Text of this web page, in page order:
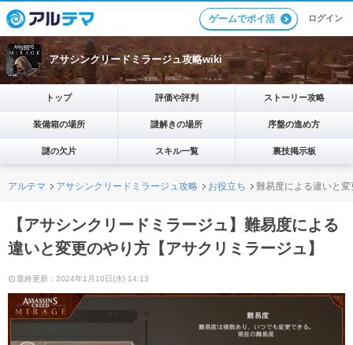
ゲームでポイ活 ログイン
アサシンクリードミラージュ攻略wiki
トップ 評価や評判 ストーリー攻略
装備箱の場所 謎解きの場所 序盤の進め方
謎の欠片 スキル一覧 裏技掲示板
アルテマ アサシンクリードミラージュ攻略 お役立ち 難易度による違いと
【アサシンクリードミラージュ】難易度による
違いと変更のやり方【アサクリミラージュ】
最終更新：2024年1月10日(水) 14:13